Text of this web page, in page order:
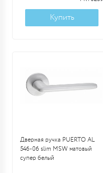
Купить
Дверная ручка PUERTO AL
546-06 slim MSW матовый
супер белый